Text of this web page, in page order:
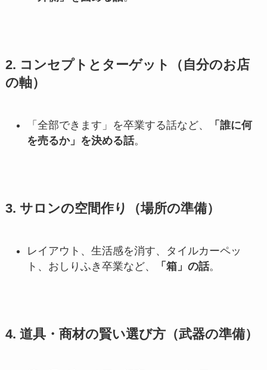
2. コンセプトとターゲット（自分のお店
の軸）
「全部できます」を卒業する話など、
「誰に何
を売るか」を決める話。
3. サロンの空間作り（場所の準備）
レイアウト、生活感を消す、タイルカーペッ
ト、おしりふき卒業など、
「箱」の話。
4. 道具・商材の賢い選び方（武器の準備）